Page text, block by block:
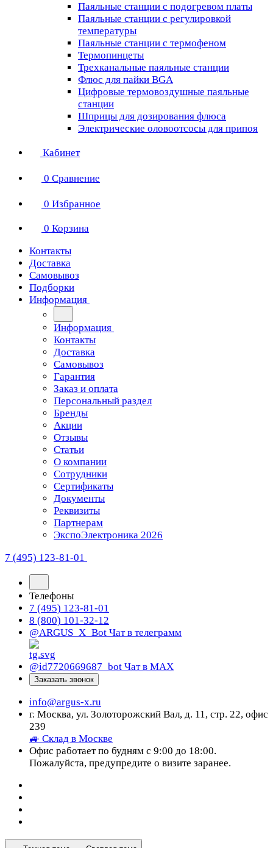
Паяльные станции с подогревом платы
Паяльные станции с регулировкой
температуры
Паяльные станции с термофеном
Термопинцеты
Трехканальные паяльные станции
Флюс для пайки BGA
Цифровые термовоздушные паяльные
станции
Шприцы для дозирования флюса
Электрические оловоотсосы для припоя
Кабинет
0 Сравнение
0 Избранное
0 Корзина
Контакты
Доставка
Самовывоз
Подборки
Информация
Информация
Контакты
Доставка
Самовывоз
Гарантия
Заказ и оплата
Персональный раздел
Бренды
Акции
Отзывы
Статьи
О компании
Сотрудники
Сертификаты
Документы
Реквизиты
Партнерам
ЭкспоЭлектроника 2026
7 (495) 123-81-01
Телефоны
7 (495) 123-81-01
8 (800) 101-32-12
@ARGUS_X_Bot Чат в телеграмм
@id7720669687_bot Чат в МАХ
Заказать звонок
info@argus-x.ru
г. Москва, ул. Золоторожский Вал, д. 11, стр. 22, офис
239
🚙 Склад в Москве
Офис работает по будням с 9:00 до 18:00.
Пожалуйста, предупредите о визите заранее.